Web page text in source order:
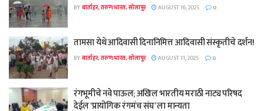
BYवार्ताहर, तरुण भारत, सोलापूर AUGUST 16, 2025 0
तामसा येथे आदिवासी दिनानिमित्त आदिवासी संस्कृतीचे दर्शन!
BYवार्ताहर, तरुण भारत, सोलापूर AUGUST 11, 2025 0
रंगभूमीचे नवे पाऊल; अखिल भारतीय मराठी नाट्य परिषद
देईल ‘प्रायोगिक रंगमंच संघ’ ला मान्यता